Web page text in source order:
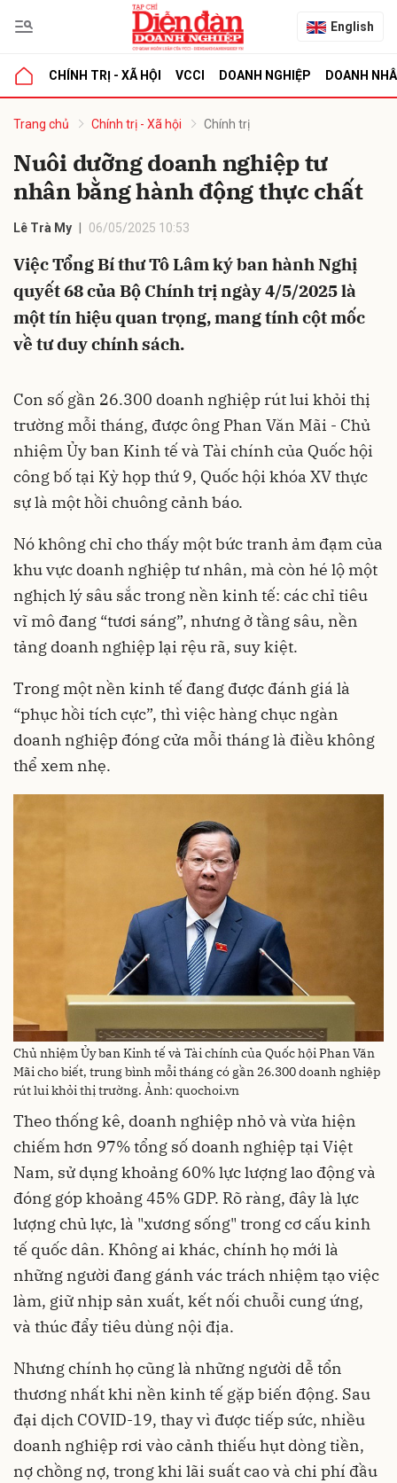
English
CHÍNH TRỊ - XÃ HỘI VCCI DOANH NGHIỆP DOANH
Trang chủ Chính trị - Xã hội Chính trị
Nuôi dưỡng doanh nghiệp tư
nhân bằng hành động thực chất
Lê Trà My 06/05/2025 10:53
Việc Tổng Bí thư Tô Lâm ký ban hành Nghị
quyết 68 của Bộ Chính trị ngày 4/5/2025 là
một tín hiệu quan trọng, mang tính cột mốc
về tư duy chính sách.
Con số gần 26.300 doanh nghiệp rút lui khỏi thị
trường mỗi tháng, được ông Phan Văn Mãi - Chủ
nhiệm Ủy ban Kinh tế và Tài chính của Quốc hội
công bố tại Kỳ họp thứ 9, Quốc hội khóa XV thực
sự là một hồi chuông cảnh báo.
Nó không chỉ cho thấy một bức tranh ảm đạm của
khu vực doanh nghiệp tư nhân, mà còn hé lộ một
nghịch lý sâu sắc trong nền kinh tế: các chỉ tiêu
vĩ mô đang “tươi sáng”, nhưng ở tầng sâu, nền
tảng doanh nghiệp lại rệu rã, suy kiệt.
Trong một nền kinh tế đang được đánh giá là
“phục hồi tích cực”, thì việc hàng chục ngàn
doanh nghiệp đóng cửa mỗi tháng là điều không
thể xem nhẹ.
Chủ nhiệm Ủy ban Kinh tế và Tài chính của Quốc hội Phan Văn
Mãi cho biết, trung bình mỗi tháng có gần 26.300 doanh nghiệp
rút lui khỏi thị trường. Ảnh: quochoi.vn
Theo thống kê, doanh nghiệp nhỏ và vừa hiện
chiếm hơn 97% tổng số doanh nghiệp tại Việt
Nam, sử dụng khoảng 60% lực lượng lao động và
đóng góp khoảng 45% GDP. Rõ ràng, đây là lực
lượng chủ lực, là "xương sống" trong cơ cấu kinh
tế quốc dân. Không ai khác, chính họ mới là
những người đang gánh vác trách nhiệm tạo việc
làm, giữ nhịp sản xuất, kết nối chuỗi cung ứng,
và thúc đẩy tiêu dùng nội địa.
Nhưng chính họ cũng là những người dễ tổn
thương nhất khi nền kinh tế gặp biến động. Sau
đại dịch COVID-19, thay vì được tiếp sức, nhiều
doanh nghiệp rơi vào cảnh thiếu hụt dòng tiền,
nợ chồng nợ, trong khi lãi suất cao và chi phí đầu
luận
Hủy